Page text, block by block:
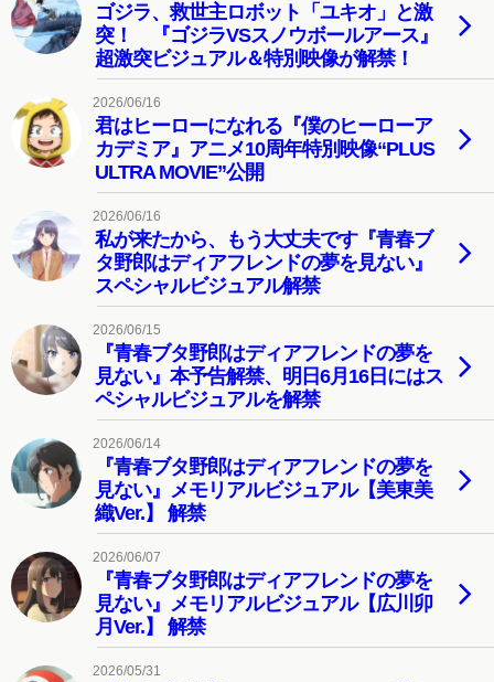
ゴジラ、救世主ロボット「ユキオ」と激
突！ 『ゴジラVSスノウボールアース』
超激突ビジュアル＆特別映像が解禁！
2026/06/16
君はヒーローになれる『僕のヒーローア
カデミア』アニメ10周年特別映像“PLUS
ULTRA MOVIE”公開
2026/06/16
私が来たから、もう大丈夫です『青春ブ
タ野郎はディアフレンドの夢を見ない』
スペシャルビジュアル解禁
2026/06/15
『青春ブタ野郎はディアフレンドの夢を
見ない』本予告解禁、明日6月16日にはス
ペシャルビジュアルを解禁
2026/06/14
『青春ブタ野郎はディアフレンドの夢を
見ない』メモリアルビジュアル【美東美
織Ver.】 解禁
2026/06/07
『青春ブタ野郎はディアフレンドの夢を
見ない』メモリアルビジュアル【広川卯
月Ver.】 解禁
2026/05/31